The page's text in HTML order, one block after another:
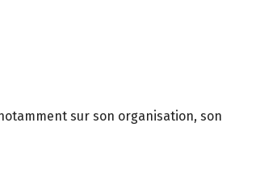
sur son organisation, son